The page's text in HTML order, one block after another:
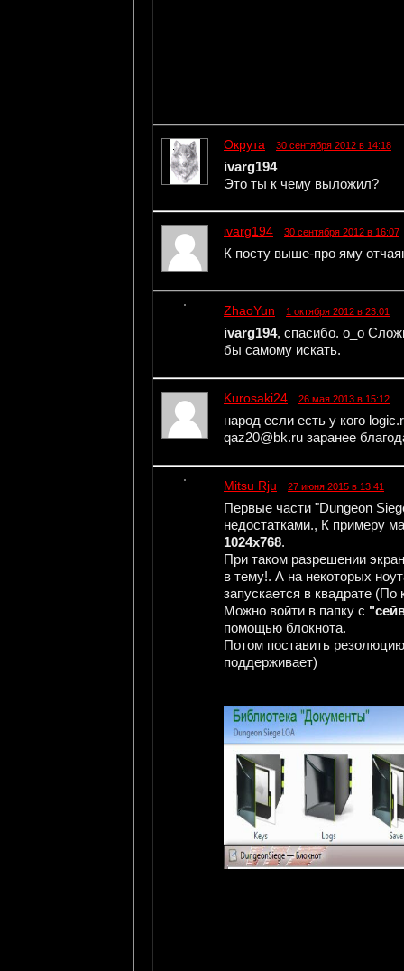
Окрута 30 сентября 2012 в 14:18
ivarg194
Это ты к чему выложил?
ivarg194 30 сентября 2012 в 16:07
К посту выше-про яму
ZhaoYun 1 октября 2012 в 23:01
ivarg194, спасибо. о_о
бы самому искать.
Kurosaki24 26 мая 2013 в 15:12
народ если есть у кого
qaz20@bk.ru заранее
Mitsu Rju 27 июня 2015 в 13:41
Первые части "Dungeon
недостатками., К примеру
1024x768.
При таком разрешении
в тему!. А на некоторых
запускается в квадрате
Можно войти в папку с
помощью блокнота.
Потом поставить
поддерживает)